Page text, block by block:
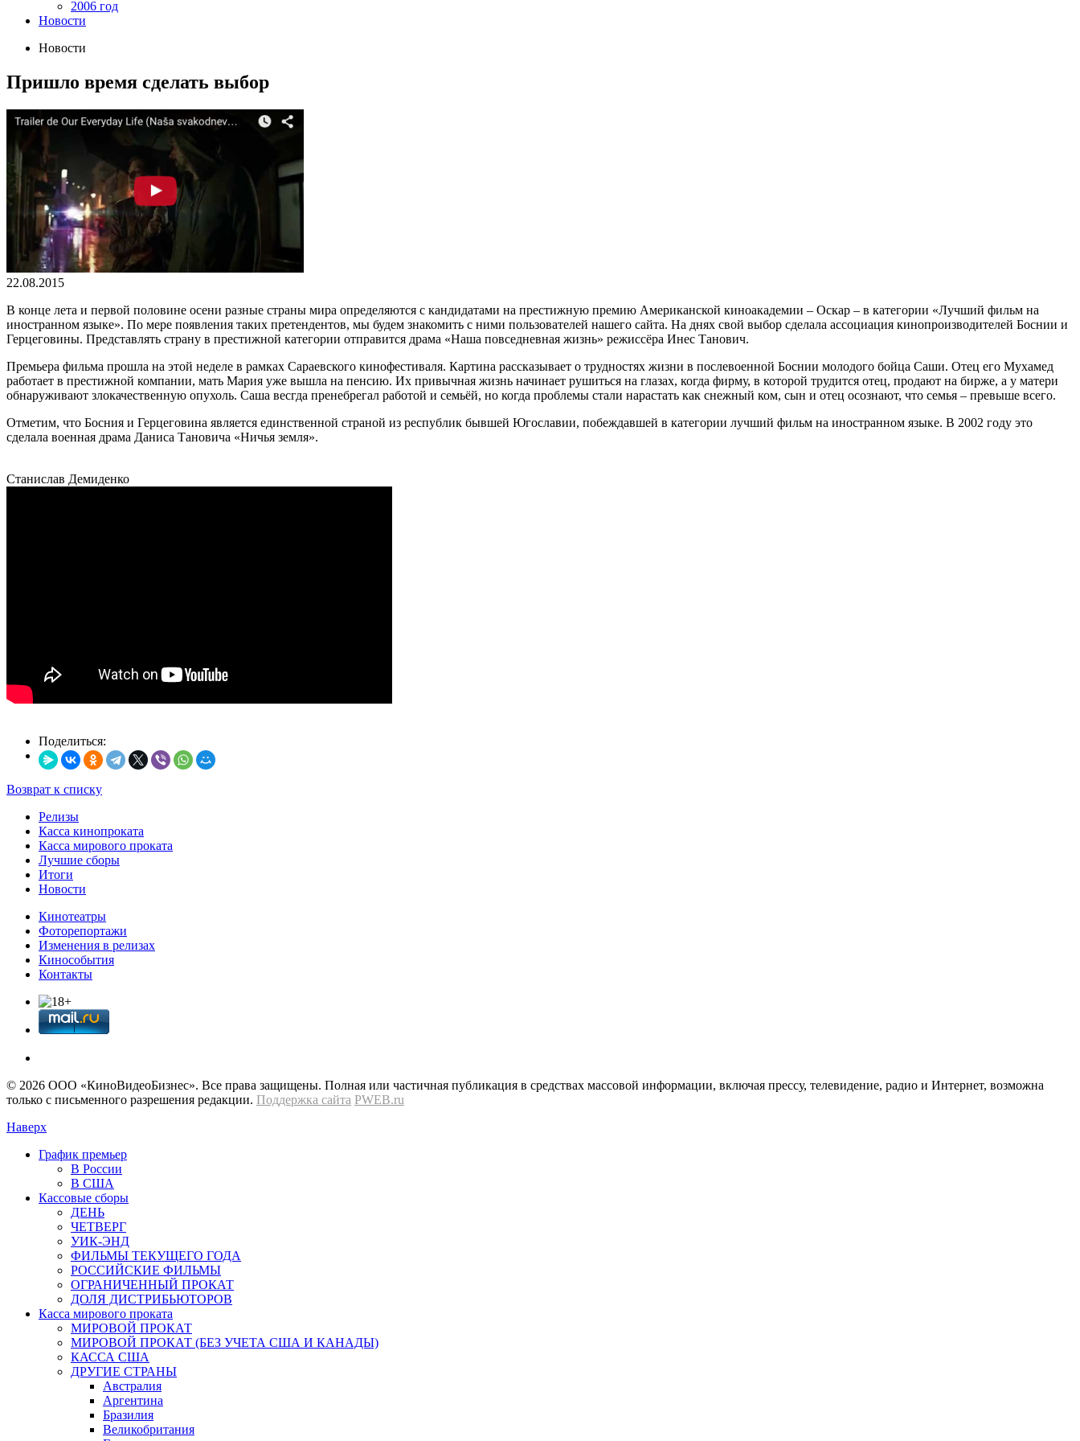
2006 год
Новости
Новости
Пришло время сделать выбор
22.08.2015
В конце лета и первой половине осени разные страны мира определяются c кандидатами на престижную премию Американской киноакадемии – Оскар – в категории «Лучший фильм на
иностранном языке». По мере появления таких претендентов, мы будем знакомить с ними пользователей нашего сайта. На днях свой выбор сделала ассоциация кинопроизводителей Боснии и
Герцеговины. Представлять страну в престижной категории отправится драма «Наша повседневная жизнь» режиссёра Инес Танович.
Премьера фильма прошла на этой неделе в рамках Сараевского кинофестиваля. Картина рассказывает о трудностях жизни в послевоенной Боснии молодого бойца Саши. Отец его Мухамед
работает в престижной компании, мать Мария уже вышла на пенсию. Их привычная жизнь начинает рушиться на глазах, когда фирму, в которой трудится отец, продают на бирже, а у матери
обнаруживают злокачественную опухоль. Саша весгда пренебрегал работой и семьёй, но когда проблемы стали нарастать как снежный ком, сын и отец осознают, что семья – превыше всего.
Отметим, что Босния и Герцеговина является единственной страной из республик бывшей Югославии, побеждавшей в категории лучший фильм на иностранном языке. В 2002 году это
сделала военная драма Даниса Тановича «Ничья земля».
Станислав Демиденко
Поделиться:
Возврат к списку
Релизы
Касса кинопроката
Касса мирового проката
Лучшие сборы
Итоги
Новости
Кинотеатры
Фоторепортажи
Изменения в релизах
Кинособытия
Контакты
© 2026 OOО «КиноВидеоБизнес». Все права защищены. Полная или частичная публикация в средствах массовой информации, включая прессу, телевидение, радио и Интернет, возможна
только с письменного разрешения редакции. Поддержка сайта PWEB.ru
Наверх
График премьер
В России
В США
Кассовые сборы
ДЕНЬ
ЧЕТВЕРГ
УИК-ЭНД
ФИЛЬМЫ ТЕКУЩЕГО ГОДА
РОССИЙСКИЕ ФИЛЬМЫ
ОГРАНИЧЕННЫЙ ПРОКАТ
ДОЛЯ ДИСТРИБЬЮТОРОВ
Касса мирового проката
МИРОВОЙ ПРОКАТ
МИРОВОЙ ПРОКАТ (БЕЗ УЧЕТА США И КАНАДЫ)
КАССА США
ДРУГИЕ СТРАНЫ
Австралия
Аргентина
Бразилия
Великобритания